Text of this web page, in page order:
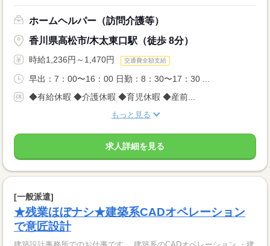
ホームヘルパー（訪問介護等）
香川県高松市/木太東口駅（徒歩 8分）
時給1,236円～1,470円 交通費全額支給
早出：7：00〜16：00 日勤：8：30〜17：30 ...
◆有給休暇 ◆介護休暇 ◆育児休暇 ◆産前...
もっと見る
求人詳細を見る
[一般派遣]
★残業ほぼナシ★建築系CADオペレーション
で意匠設計